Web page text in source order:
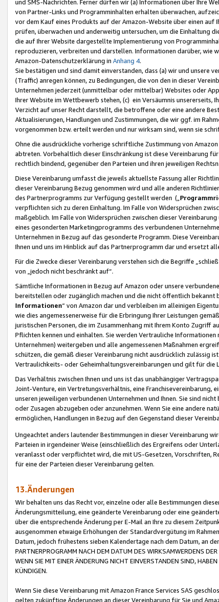
und SMS-Nachrichten. Ferner dürfen wir (a) Informationen über Ihre
von Partner-Links und Programminhalten erhalten überwachen,
vor dem Kauf eines Produkts auf der Amazon-Website über einen
prüfen, überwachen und anderweitig untersuchen, um die Einhaltung
die auf Ihrer Website dargestellte Implementierung von
reproduzieren, verbreiten und darstellen. Informationen darüber, wie
Amazon-Datenschutzerklärung in Anhang 4.
Sie bestätigen und sind damit einverstanden, dass (a) wir und
(Traffic) anregen können, zu Bedingungen, die von den in dieser
Unternehmen jederzeit (unmittelbar oder mittelbar) Websites oder
Ihrer Website im Wettbewerb stehen, (c) ein Versäumnis unsererseits,
Verzicht auf unser Recht darstellt, die betroffene oder eine andere
Aktualisierungen, Handlungen und Zustimmungen, die wir ggf. im
vorgenommen bzw. erteilt werden und nur wirksam sind, wenn sie
Ohne die ausdrückliche vorherige schriftliche Zustimmung von
abtreten. Vorbehaltlich dieser Einschränkung ist diese Vereinbarung
rechtlich bindend, gegenüber den Parteien und ihren jeweiligen
Diese Vereinbarung umfasst die jeweils aktuellste Fassung aller
dieser Vereinbarung Bezug genommen wird und alle anderen
des Partnerprogramms zur Verfügung gestellt werden („
verpflichten sich zu deren Einhaltung. Im Falle von Widersprüchen
maßgeblich. Im Falle von Widersprüchen zwischen dieser
eines gesonderten Marketingprogramms des verbundenen
Unternehmen in Bezug auf das gesonderte Programm. Diese
Ihnen und uns im Hinblick auf das Partnerprogramm dar und ersetzt
Für die Zwecke dieser Vereinbarung verstehen sich die Begriffe
von „jedoch nicht beschränkt auf“.
Sämtliche Informationen in Bezug auf Amazon oder unsere
bereitstellen oder zugänglich machen und die nicht öffentlich
Informationen“ von Amazon dar und verbleiben im alleinigen
wie dies angemessenerweise für die Erbringung Ihrer Leistungen
juristischen Personen, die im Zusammenhang mit Ihrem Konto
Pflichten kennen und einhalten. Sie werden Vertrauliche
Unternehmen) weitergeben und alle angemessenen Maßnahmen
schützen, die gemäß dieser Vereinbarung nicht ausdrücklich zulässig
Vertraulichkeits- oder Geheimhaltungsvereinbarungen und gilt für die
Das Verhältnis zwischen Ihnen und uns ist das unabhängiger
Joint-Venture, ein Vertretungsverhältnis, eine Franchisevereinbarung,
unseren jeweiligen verbundenen Unternehmen und Ihnen. Sie sind
oder Zusagen abzugeben oder anzunehmen. Wenn Sie eine andere
ermöglichen, Handlungen in Bezug auf den Gegenstand dieser
Ungeachtet anders lautender Bestimmungen in dieser Vereinbarung
Parteien in irgendeiner Weise (einschließlich des Ergreifens oder
veranlasst oder verpflichtet wird, die mit US-Gesetzen, Vorschriften,
für eine der Parteien dieser Vereinbarung gelten.
13.Änderungen
Wir behalten uns das Recht vor, einzelne oder alle Bestimmungen
Änderungsmitteilung, eine geänderte Vereinbarung oder eine
über die entsprechende Änderung per E-Mail an Ihre zu diesem
ausgenommen etwaige Erhöhungen der Standardvergütung im
Datum, jedoch frühestens sieben Kalendertage nach dem Datum, an
PARTNERPROGRAMM NACH DEM DATUM DES WIRKSAMWERDENS
WENN SIE MIT EINER ÄNDERUNG NICHT EINVERSTANDEN SIND,
KÜNDIGEN.
Wenn Sie diese Vereinbarung mit Amazon France Services SAS
gelten zukünftige Änderungen an dieser Vereinbarung für Sie und